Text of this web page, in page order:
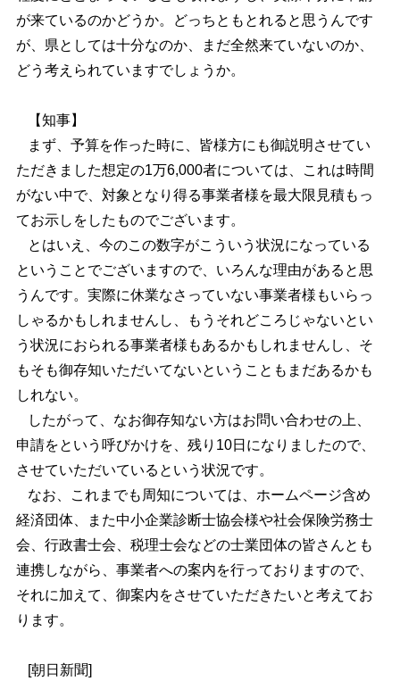
が来ているのかどうか。どっちともとれると思うんです
が、県としては十分なのか、まだ全然来ていないのか、
どう考えられていますでしょうか。
【知事】
まず、予算を作った時に、皆様方にも御説明させてい
ただきました想定の1万6,000者については、これは時間
がない中で、対象となり得る事業者様を最大限見積もっ
てお示しをしたものでございます。
とはいえ、今のこの数字がこういう状況になっている
ということでございますので、いろんな理由があると思
うんです。実際に休業なさっていない事業者様もいらっ
しゃるかもしれませんし、もうそれどころじゃないとい
う状況におられる事業者様もあるかもしれませんし、そ
もそも御存知いただいてないということもまだあるかも
しれない。
したがって、なお御存知ない方はお問い合わせの上、
申請をという呼びかけを、残り10日になりましたので、
させていただいているという状況です。
なお、これまでも周知については、ホームページ含め
経済団体、また中小企業診断士協会様や社会保険労務士
会、行政書士会、税理士会などの士業団体の皆さんとも
連携しながら、事業者への案内を行っておりますので、
それに加えて、御案内をさせていただきたいと考えてお
ります。
[朝日新聞]